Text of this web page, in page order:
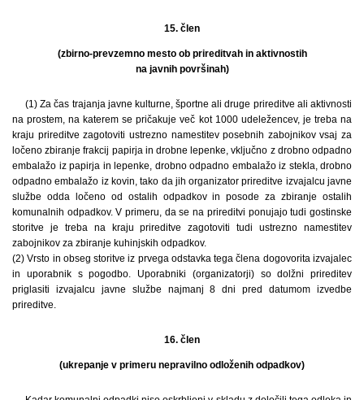
15. člen
(zbirno-prevzemno mesto ob prireditvah in aktivnostih
na javnih površinah)
(1) Za čas trajanja javne kulturne, športne ali druge prireditve ali aktivnosti
na prostem, na katerem se pričakuje več kot 1000 udeležencev, je treba na
kraju prireditve zagotoviti ustrezno namestitev posebnih zabojnikov vsaj za
ločeno zbiranje frakcij papirja in drobne lepenke, vključno z drobno odpadno
embalažo iz papirja in lepenke, drobno odpadno embalažo iz stekla, drobno
odpadno embalažo iz kovin, tako da jih organizator prireditve izvajalcu javne
službe odda ločeno od ostalih odpadkov in posode za zbiranje ostalih
komunalnih odpadkov. V primeru, da se na prireditvi ponujajo tudi gostinske
storitve je treba na kraju prireditve zagotoviti tudi ustrezno namestitev
zabojnikov za zbiranje kuhinjskih odpadkov.
(2) Vrsto in obseg storitve iz prvega odstavka tega člena dogovorita izvajalec
in uporabnik s pogodbo. Uporabniki (organizatorji) so dolžni prireditev
priglasiti izvajalcu javne službe najmanj 8 dni pred datumom izvedbe
prireditve.
16. člen
(ukrepanje v primeru nepravilno odloženih odpadkov)